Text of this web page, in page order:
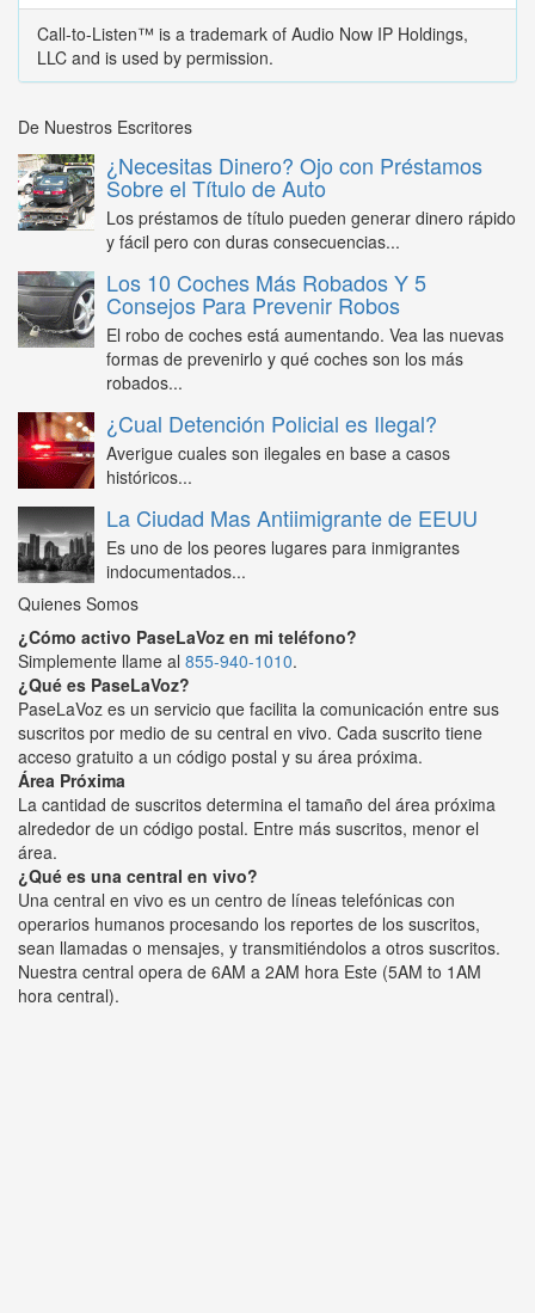
Call-to-Listen™ is a trademark of Audio Now IP Holdings,
LLC and is used by permission.
De Nuestros Escritores
¿Necesitas Dinero? Ojo con Préstamos
Sobre el Título de Auto
Los préstamos de título pueden generar dinero rápido
y fácil pero con duras consecuencias...
Los 10 Coches Más Robados Y 5
Consejos Para Prevenir Robos
El robo de coches está aumentando. Vea las nuevas
formas de prevenirlo y qué coches son los más
robados...
¿Cual Detención Policial es Ilegal?
Averigue cuales son ilegales en base a casos
históricos...
La Ciudad Mas Antiimigrante de EEUU
Es uno de los peores lugares para inmigrantes
indocumentados...
Quienes Somos
¿Cómo activo PaseLaVoz en mi teléfono?
Simplemente llame al 855-940-1010.
¿Qué es PaseLaVoz?
PaseLaVoz es un servicio que facilita la comunicación entre sus
suscritos por medio de su central en vivo. Cada suscrito tiene
acceso gratuito a un código postal y su área próxima.
Área Próxima
La cantidad de suscritos determina el tamaño del área próxima
alrededor de un código postal. Entre más suscritos, menor el
área.
¿Qué es una central en vivo?
Una central en vivo es un centro de líneas telefónicas con
operarios humanos procesando los reportes de los suscritos,
sean llamadas o mensajes, y transmitiéndolos a otros suscritos.
Nuestra central opera de 6AM a 2AM hora Este (5AM to 1AM
hora central).